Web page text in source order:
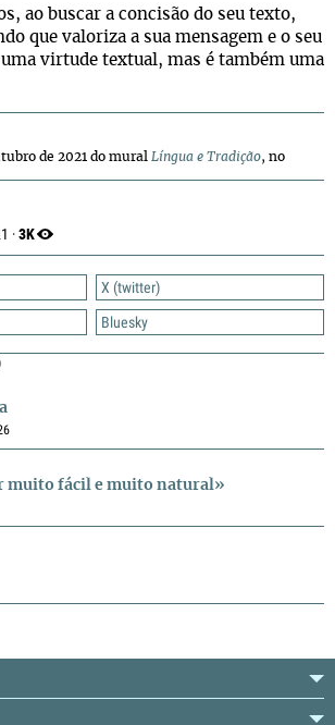
·3K
X (twitter)
Bluesky
muito fácil e muito natural»
ao buscar a concisão do seu texto,
que valoriza a sua mensagem e o seu
virtude textual, mas é também uma
de 2021 do mural Língua e Tradição, no